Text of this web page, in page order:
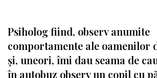
Psiholog fiind, observ anumite
comportamente ale oamenilor
și, uneori, îmi dau seama de
în autobuz observ un copil cu